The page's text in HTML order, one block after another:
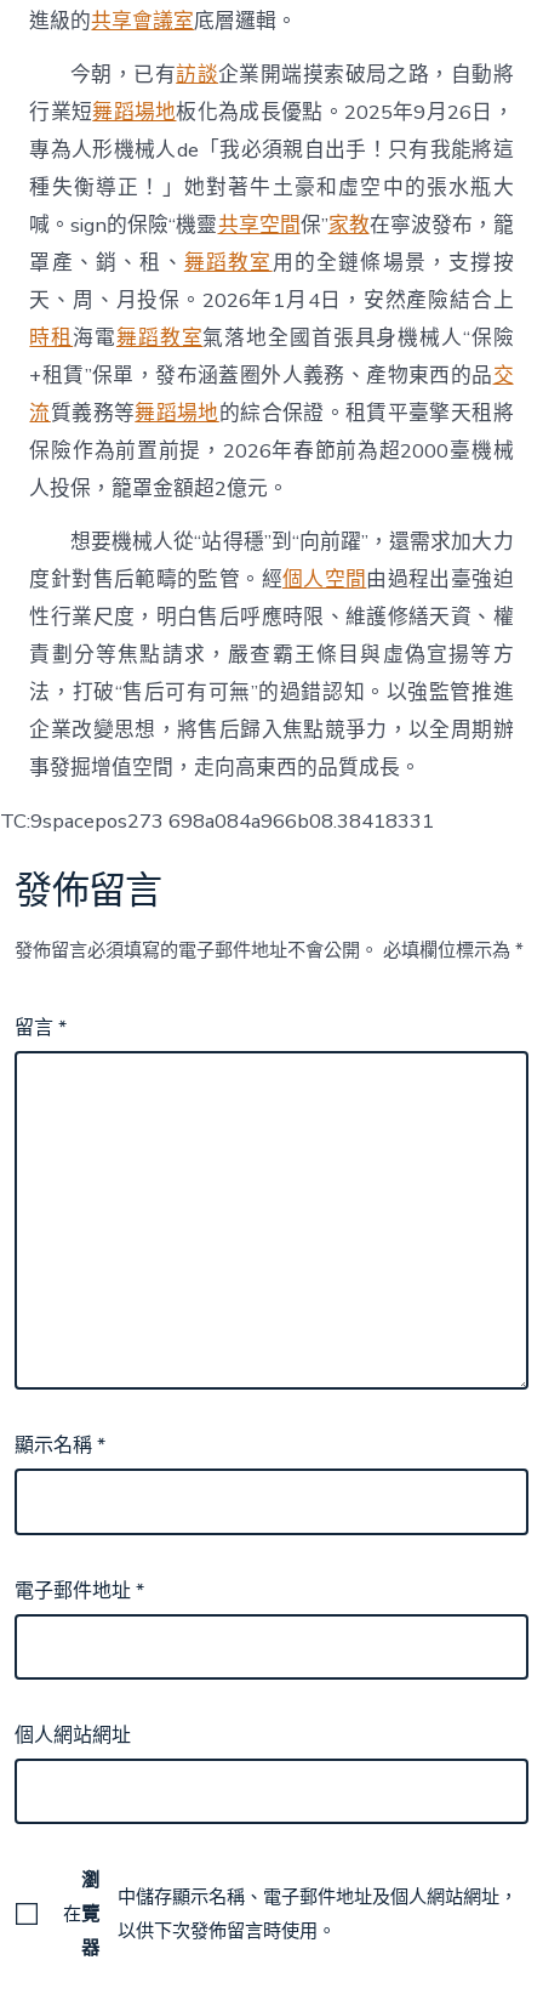
進級的共享會議室底層邏輯。
今朝，已有訪談企業開端摸索破局之路，自動將
行業短舞蹈場地板化為成長優點。2025年9月26日，
專為人形機械人de「我必須親自出手！只有我能將這
種失衡導正！」她對著牛土豪和虛空中的張水瓶大
喊。sign的保險“機靈共享空間保”家教在寧波發布，籠
罩產、銷、租、 舞蹈教室用的全鏈條場景，支撐按
天、周、月投保。2026年1月4日，安然產險結合上
時租海電舞蹈教室氣落地全國首張具身機械人“保險
+租賃”保單，發布涵蓋圈外人義務、產物東西的品交
流質義務等舞蹈場地的綜合保證。租賃平臺擎天租將
保險作為前置前提，2026年春節前為超2000臺機械
人投保，籠罩金額超2億元。
想要機械人從“站得穩”到“向前躍”，還需求加大力
度針對售后範疇的監管。經個人空間 由過程出臺強迫
性行業尺度，明白售后呼應時限、維護修繕天資、權
責劃分等焦點請求，嚴查霸王條目與虛偽宣揚等方
法，打破“售后可有可無”的過錯認知。以強監管推進
企業改變思想，將售后歸入焦點競爭力，以全周期辦
事發掘增值空間，走向高東西的品質成長。
TC:9spacepos273 698a084a966b08.38418331
發佈留言
發佈留言必須填寫的電子郵件地址不會公開。 必填欄位標示為*
留言*
顯示名稱*
電子郵件地址*
個人網站網址
在
瀏
覽
器
中儲存顯示名稱、電子郵件地址及個人網站網址，
以供下次發佈留言時使用。